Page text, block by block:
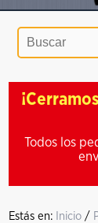
Todos los
Estás en: Inicio /